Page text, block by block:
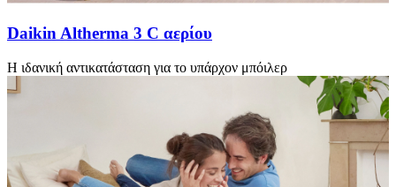
Daikin Altherma 3 C αερίου
Η ιδανική αντικατάσταση για το υπάρχον μπόιλερ